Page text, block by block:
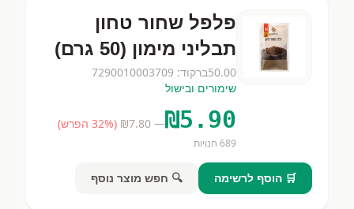
פלפל שחור טחון
תבליני מימון (50 גרם)
50.00ברקוד: 7290010003709
שימורים ובישול
₪5.90
— ₪
7.80
(
32% הפרש)
689 חנויות
🛒 הוסף לרשימה 🔍 חפש מוצר נוסף